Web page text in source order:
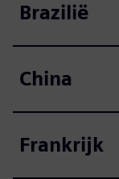
Brazilië
China
Frankrijk